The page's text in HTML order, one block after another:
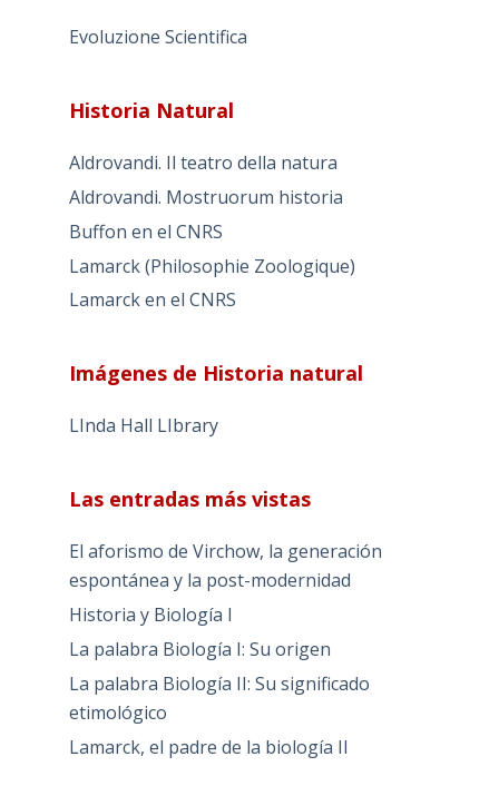
Evoluzione Scientifica
Historia Natural
Aldrovandi. Il teatro della natura
Aldrovandi. Mostruorum historia
Buffon en el CNRS
Lamarck (Philosophie Zoologique)
Lamarck en el CNRS
Imágenes de Historia natural
LInda Hall LIbrary
Las entradas más vistas
El aforismo de Virchow, la generación
espontánea y la post-modernidad
Historia y Biología I
La palabra Biología I: Su origen
La palabra Biología II: Su significado
etimológico
Lamarck, el padre de la biología II